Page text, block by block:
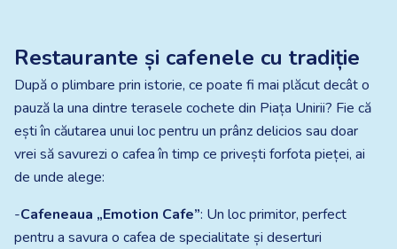
Restaurante și cafenele cu tradiție
După o plimbare prin istorie, ce poate fi mai plăcut decât o
pauză la una dintre terasele cochete din Piața Unirii? Fie că
ești în căutarea unui loc pentru un prânz delicios sau doar
vrei să savurezi o cafea în timp ce privești forfota pieței, ai
de unde alege:
-Cafeneaua „Emotion Cafe”: Un loc primitor, perfect
pentru a savura o cafea de specialitate și deserturi